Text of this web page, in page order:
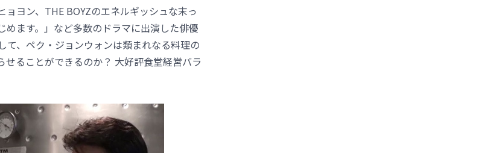
ヨン、THE BOYZのエネルギッシュな末っ
ます。」など多数のドラマに出演した俳優
、ペク・ジョンウォンは類まれなる料理の
ることができるのか？ 大好評食堂経営バラ